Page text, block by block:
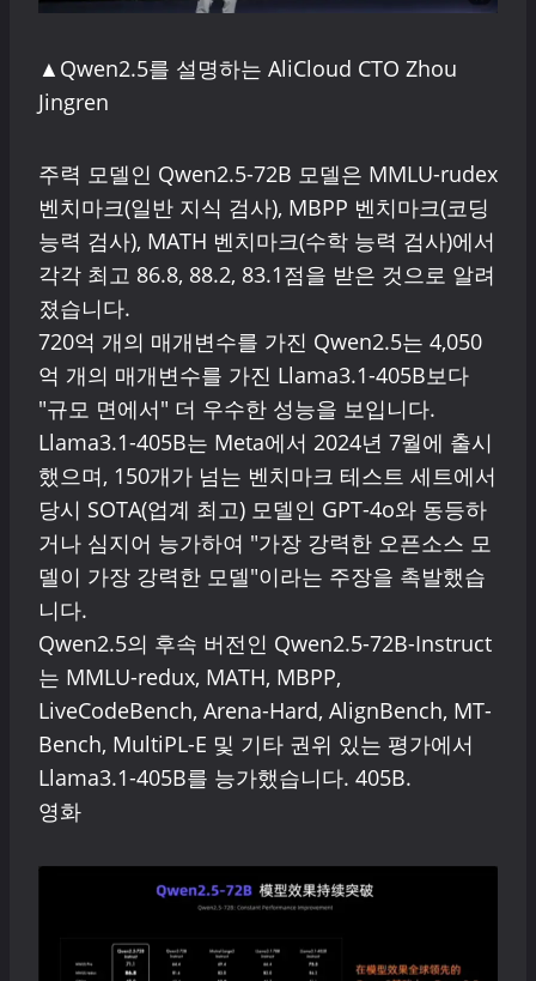
▲Qwen2.5를 설명하는 AliCloud CTO Zhou
Jingren
주력 모델인 Qwen2.5-72B 모델은 MMLU-rudex
벤치마크(일반 지식 검사), MBPP 벤치마크(코딩
능력 검사), MATH 벤치마크(수학 능력 검사)에서
각각 최고 86.8, 88.2, 83.1점을 받은 것으로 알려
졌습니다.
720억 개의 매개변수를 가진 Qwen2.5는 4,050
억 개의 매개변수를 가진 Llama3.1-405B보다
"규모 면에서" 더 우수한 성능을 보입니다.
Llama3.1-405B는 Meta에서 2024년 7월에 출시
했으며, 150개가 넘는 벤치마크 테스트 세트에서
당시 SOTA(업계 최고) 모델인 GPT-4o와 동등하
거나 심지어 능가하여 "가장 강력한 오픈소스 모
델이 가장 강력한 모델"이라는 주장을 촉발했습
니다.
Qwen2.5의 후속 버전인 Qwen2.5-72B-Instruct
는 MMLU-redux, MATH, MBPP,
LiveCodeBench, Arena-Hard, AlignBench, MT-
Bench, MultiPL-E 및 기타 권위 있는 평가에서
Llama3.1-405B를 능가했습니다. 405B.
영화